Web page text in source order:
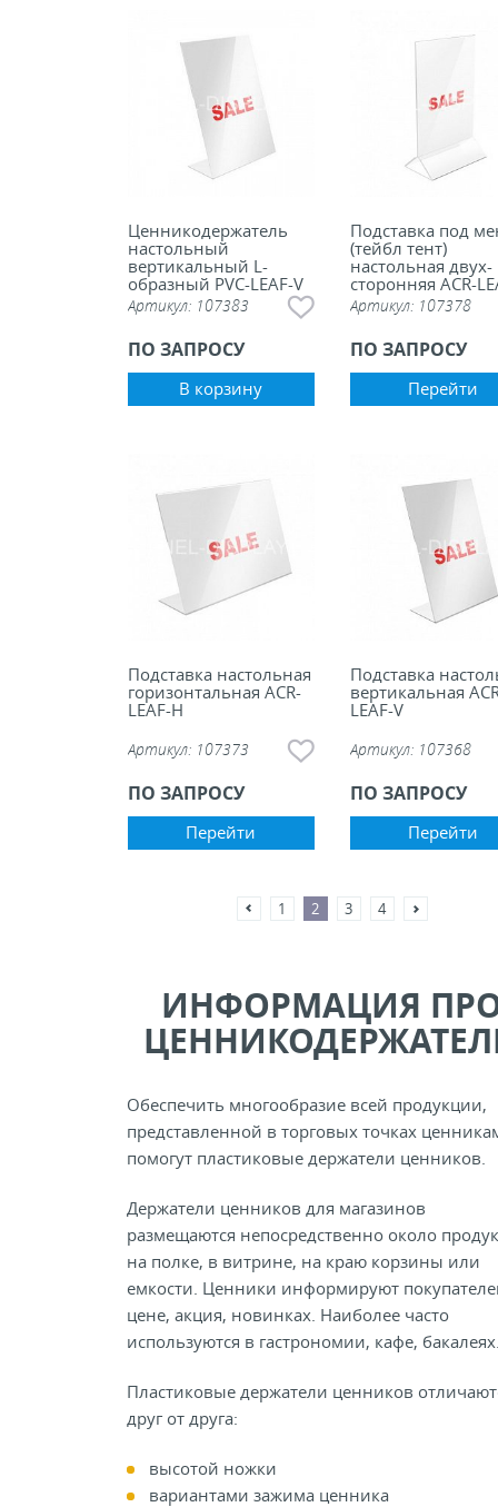
Ценникодержатель
настольный
вертикальный L-
образный PVC-LEAF-V
Артикул: 107383
ПО ЗАПРОСУ
В корзину
Подставка под
(тейбл тент)
настольная двух-
сторонняя ACR-
Артикул: 107378
ПО ЗАПРОСУ
Перейти
Подставка настольная
горизонтальная ACR-
LEAF-H
Артикул: 107373
ПО ЗАПРОСУ
Перейти
Подставка
вертикальная
LEAF-V
Артикул: 107368
ПО ЗАПРОСУ
Перейти
1 2 3 4
ИНФОРМАЦИЯ
Обеспечить многообразие всей продукции,
представленной в торговых точках
помогут пластиковые держатели ценников.
Держатели ценников для магазинов
размещаются непосредственно около
на полке, в витрине, на краю корзины или
емкости. Ценники информируют
цене, акция, новинках. Наиболее часто
используются в гастрономии, кафе,
Пластиковые держатели ценников
друг от друга:
высотой ножки
вариантами зажима ценника